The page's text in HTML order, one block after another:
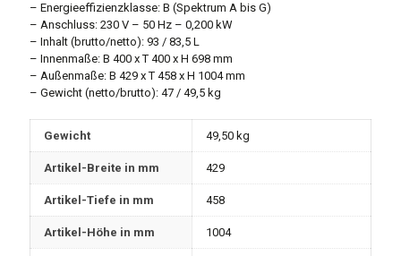
– Energieeffizienzklasse: B (Spektrum A bis G)
– Anschluss: 230 V – 50 Hz – 0,200 kW
– Inhalt (brutto/netto): 93 / 83,5 L
– Innenmaße: B 400 x T 400 x H 698 mm
– Außenmaße: B 429 x T 458 x H 1004 mm
– Gewicht (netto/brutto): 47 / 49,5 kg
Gewicht 49,50 kg
Artikel-Breite in mm 429
Artikel-Tiefe in mm 458
Artikel-Höhe in mm 1004